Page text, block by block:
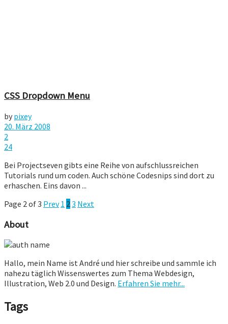
CSS Dropdown Menu
by pixey
20. März 2008
2
24
Bei Projectseven gibts eine Reihe von aufschlussreichen
Tutorials rund um coden. Auch schöne Codesnips sind dort zu
erhaschen. Eins davon ...
Page 2 of 3 Prev 1 2 3 Next
About
Hallo, mein Name ist André und hier schreibe und sammle ich
nahezu täglich Wissenswertes zum Thema Webdesign,
Illustration, Web 2.0 und Design. Erfahren Sie mehr...
Tags